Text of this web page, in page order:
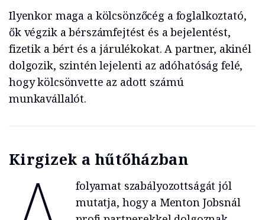
Ilyenkor maga a kölcsönzőcég a foglalkoztató,
ők végzik a bérszámfejtést és a bejelentést,
fizetik a bért és a járulékokat. A partner, akinél
dolgozik, szintén lejelenti az adóhatóság felé,
hogy kölcsönvette az adott számú
munkavállalót.
Kirgizek a hűtőházban
folyamat szabályozottságát jól
mutatja, hogy a Menton Jobsnál